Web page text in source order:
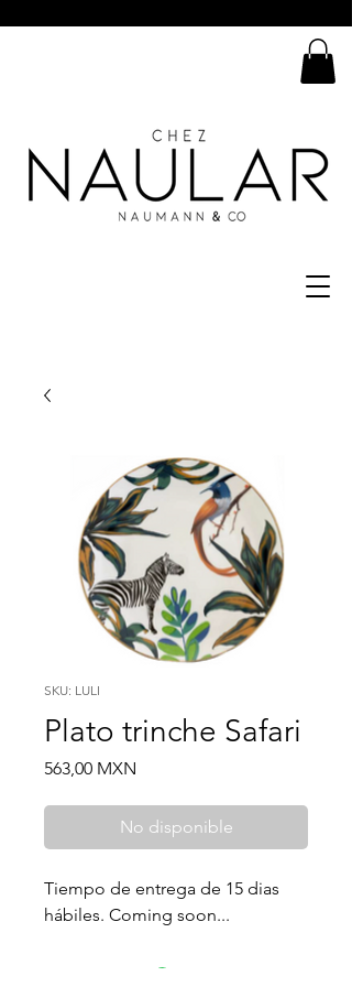
SKU: LULI
Plato trinche Safari
563,00 MXN
No disponible
Tiempo de entrega de 15 dias
hábiles. Coming soon...